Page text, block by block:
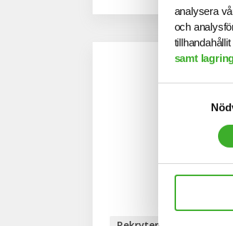
analysera
och
samt